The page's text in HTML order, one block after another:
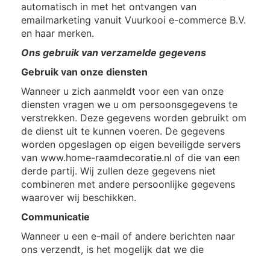
automatisch in met het ontvangen van
emailmarketing vanuit Vuurkooi e-commerce B.V.
en haar merken.
Ons gebruik van verzamelde gegevens
Gebruik van onze diensten
Wanneer u zich aanmeldt voor een van onze
diensten vragen we u om persoonsgegevens te
verstrekken. Deze gegevens worden gebruikt om
de dienst uit te kunnen voeren. De gegevens
worden opgeslagen op eigen beveiligde servers
van www.home-raamdecoratie.nl of die van een
derde partij. Wij zullen deze gegevens niet
combineren met andere persoonlijke gegevens
waarover wij beschikken.
Communicatie
Wanneer u een e-mail of andere berichten naar
ons verzendt, is het mogelijk dat we die